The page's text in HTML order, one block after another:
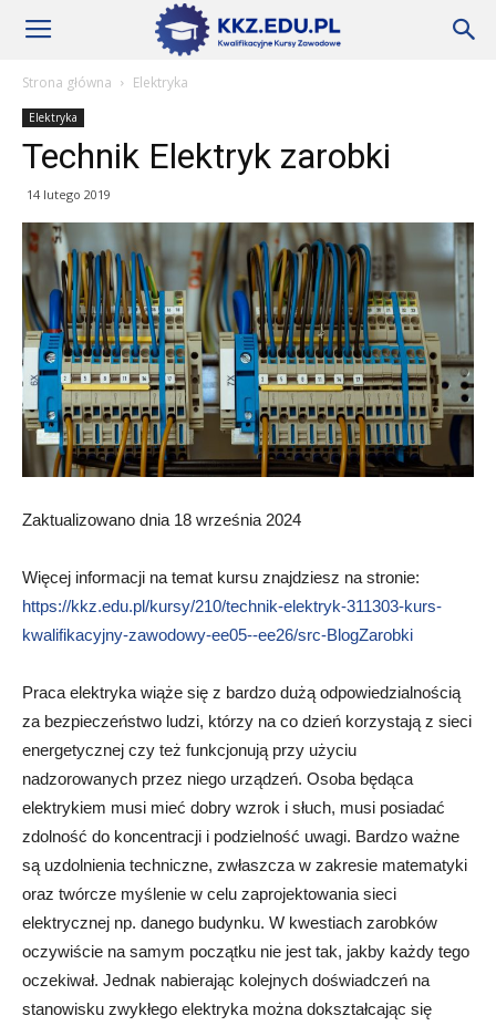
Szkoły
KKZ
Aktualności
Strona główna Elektryka
Elektryka
Technik Elektryk zarobki
14 lutego 2019
Zaktualizowano dnia 18 września 2024
Więcej informacji na temat kursu znajdziesz na stronie:
https://kkz.edu.pl/kursy/210/technik-elektryk-311303-kurs-
kwalifikacyjny-zawodowy-ee05--ee26/src-BlogZarobki
Praca elektryka wiąże się z bardzo dużą odpowiedzialnością
za bezpieczeństwo ludzi, którzy na co dzień korzystają z sieci
energetycznej czy też funkcjonują przy użyciu
nadzorowanych przez niego urządzeń. Osoba będąca
elektrykiem musi mieć dobry wzrok i słuch, musi posiadać
zdolność do koncentracji i podzielność uwagi. Bardzo ważne
są uzdolnienia techniczne, zwłaszcza w zakresie matematyki
oraz twórcze myślenie w celu zaprojektowania sieci
elektrycznej np. danego budynku. W kwestiach zarobków
oczywiście na samym początku nie jest tak, jakby każdy tego
oczekiwał. Jednak nabierając kolejnych doświadczeń na
stanowisku zwykłego elektryka można dokształcając się